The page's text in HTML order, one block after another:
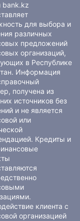
bank.kz
для выбора и
различных
предложений
организаций,
в Республике
Информация
получена из
источников без
и не является
или
Кредиты и
клиента с
организацией